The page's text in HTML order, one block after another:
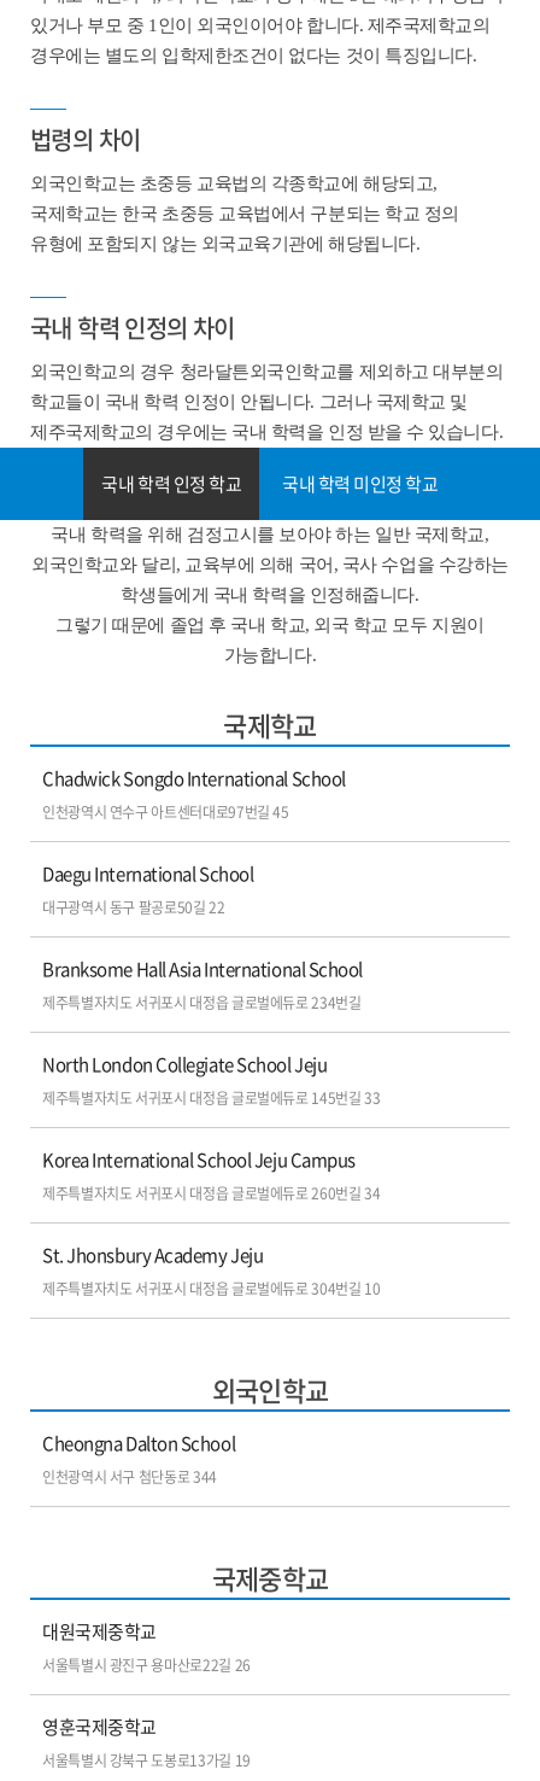
있거나 부모 중 1인이 외국인이어야 합니다. 제주국제학교의
경우에는 별도의 입학제한조건이 없다는 것이 특징입니다.
법령의 차이
외국인학교는 초중등 교육법의 각종학교에 해당되고,
국제학교는 한국 초중등 교육법에서 구분되는 학교 정의
유형에 포함되지 않는 외국교육기관에 해당됩니다.
국내 학력 인정의 차이
외국인학교의 경우 청라달튼외국인학교를 제외하고 대부분의
학교들이 국내 학력 인정이 안됩니다. 그러나 국제학교 및
제주국제학교의 경우에는 국내 학력을 인정 받을 수 있습니다.
국내 학력 인정 학교 국내 학력 미인정 학교
국내 학력을 위해 검정고시를 보아야 하는 일반 국제학교,
외국인학교와 달리, 교육부에 의해 국어, 국사 수업을 수강하는
학생들에게 국내 학력을 인정해줍니다.
그렇기 때문에 졸업 후 국내 학교, 외국 학교 모두 지원이
가능합니다.
국제학교
Chadwick Songdo International School
인천광역시 연수구 아트센터대로97번길 45
Daegu International School
대구광역시 동구 팔공로50길 22
Branksome Hall Asia International School
제주특별자치도 서귀포시 대정읍 글로벌에듀로 234번길
North London Collegiate School Jeju
제주특별자치도 서귀포시 대정읍 글로벌에듀로 145번길 33
Korea International School Jeju Campus
제주특별자치도 서귀포시 대정읍 글로벌에듀로 260번길 34
St. Jhonsbury Academy Jeju
제주특별자치도 서귀포시 대정읍 글로벌에듀로 304번길 10
외국인학교
Cheongna Dalton School
인천광역시 서구 첨단동로 344
국제중학교
대원국제중학교
서울특별시 광진구 용마산로22길 26
영훈국제중학교
서울특별시 강북구 도봉로13가길 19